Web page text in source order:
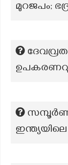
മുറജപം;